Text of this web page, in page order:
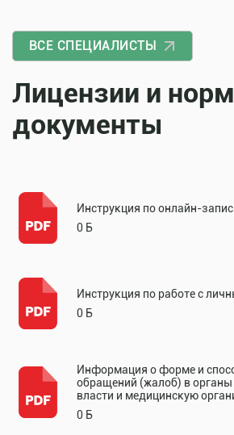
ВСЕ СПЕЦИАЛИСТЫ
Лицензии и
документы
Инструкция по онлайн-
0 Б
Инструкция по работе с
0 Б
Информация о форме и
обращений (жалоб) в органы
власти и медицинскую
0 Б